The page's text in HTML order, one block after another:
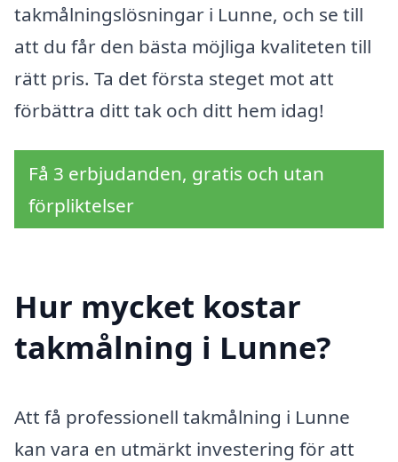
takmålningslösningar i Lunne, och se till
att du får den bästa möjliga kvaliteten till
rätt pris. Ta det första steget mot att
förbättra ditt tak och ditt hem idag!
Få 3 erbjudanden, gratis och utan
förpliktelser
Hur mycket kostar
takmålning i Lunne?
Att få professionell takmålning i Lunne
kan vara en utmärkt investering för att